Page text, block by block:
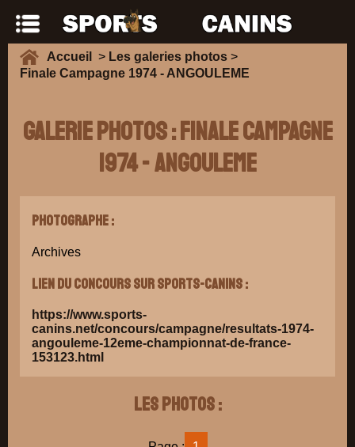
Accueil > Les galeries photos >
Finale Campagne 1974 - ANGOULEME
Galerie Photos : Finale Campagne
1974 - ANGOULEME
Photographe :
Archives
Lien du concours sur Sports-Canins :
https://www.sports-
canins.net/concours/campagne/resultats-1974-
angouleme-12eme-championnat-de-france-
153123.html
Les photos :